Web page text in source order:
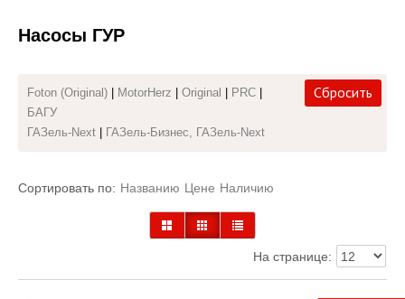
Полезные статьи
Покупка и оплата
Контакты
Насосы ГУР
Foton (Original) MotorHerz Original PRC
БАГУ
ГАЗель-Next
ГАЗель-Бизнес, ГАЗель-Next
Сбросить
Сортировать по: Названию Цене Наличию
На странице: